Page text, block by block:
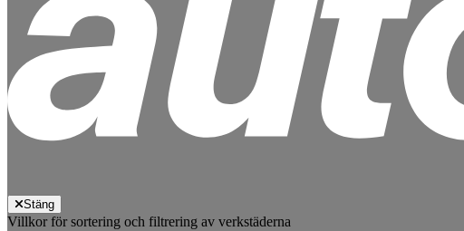
Stäng
Villkor för sortering och filtrering av verkstäderna